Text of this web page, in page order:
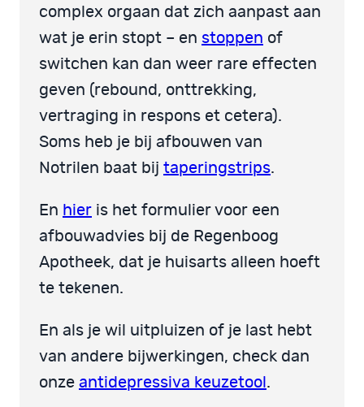
complex orgaan dat zich aanpast aan
wat je erin stopt – en stoppen of
switchen kan dan weer rare effecten
geven (rebound, onttrekking,
vertraging in respons et cetera).
Soms heb je bij afbouwen van
Notrilen baat bij taperingstrips.
En hier is het formulier voor een
afbouwadvies bij de Regenboog
Apotheek, dat je huisarts alleen hoeft
te tekenen.
En als je wil uitpluizen of je last hebt
van andere bijwerkingen, check dan
onze antidepressiva keuzetool .